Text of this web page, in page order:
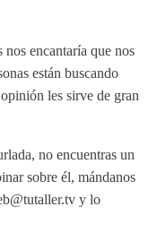
encantaría que nos
están buscando
les sirve de gran
no encuentras un
sobre él, mándanos
y lo